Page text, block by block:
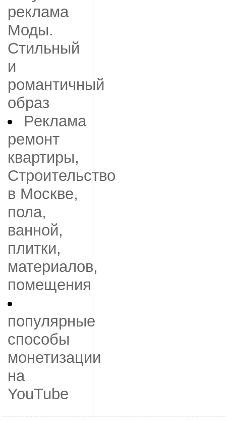
реклама
Моды.
Стильный
и
романтичный
образ
Реклама
ремонт
квартиры,
Строительство
в Москве,
пола,
ванной,
плитки,
материалов,
помещения
популярные
способы
монетизации
на
YouTube